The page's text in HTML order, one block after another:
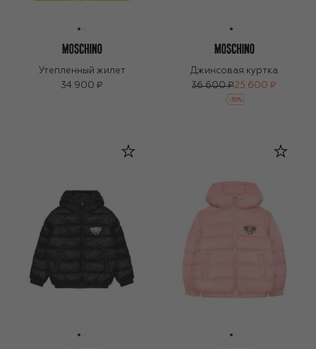
Утепленный жилет
34 900 ₽
Джинсовая куртка
36 600 ₽25 600 ₽
-30%